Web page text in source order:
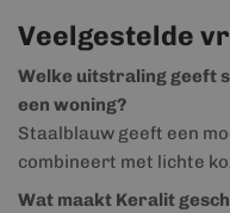
Veelgestelde
Welke uitstraling geeft
een woning?
Staalblauw geeft een
combineert met lichte
Wat maakt Keralit